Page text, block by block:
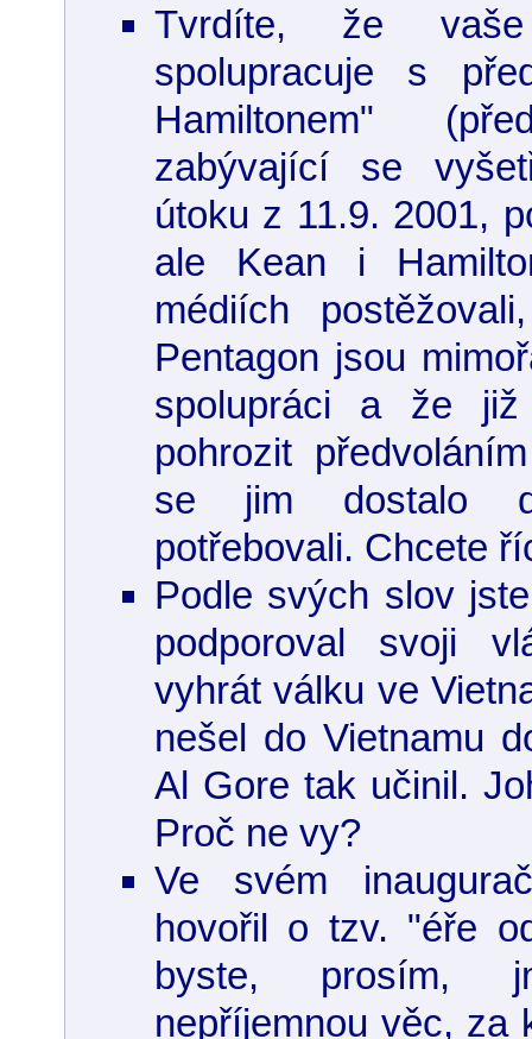
Tvrdíte, že
spolupracuje s
Hamiltonem"
zabývající se
útoku z 11.9. 2001,
ale Kean i
médiích
Pentagon jsou
spolupráci a že již
pohrozit
se jim dostalo
potřebovali. Chcete
Podle svých slov
podporoval svoji
vyhrát válku ve
nešel do Vietnamu
Al Gore tak učinil.
Proč ne vy?
Ve svém
hovořil o tzv. "éře
byste, prosím,
nepříjemnou věc, za